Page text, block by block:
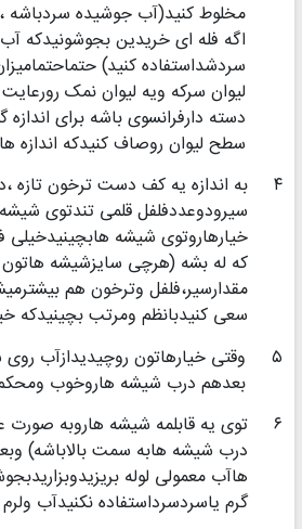
مخلوط کنید(آب جوشیده سردباشه
اگه فله ای خریدین بجوشونیدکه
لیوان سرکه ویه لیوان نمک رورعایت
دسته دارفرانسوی باشه برای
سطح لیوان روصاف کنیدکه اندازه
۴
به اندازه یه کف دست ترخون تازه
سیرودوعددفلفل قلمی تندتوی شیشه
خیارهاروتوی شیشه هابچینیدخیلی
که له بشه (هرچی سایزشیشه هاتون
مقدارسیر،فلفل وترخون هم
سعی کنیدبانظم ومرتب بچینیدکه
۵
وقتی خیارهاتون روچیدیدازآب
بعدهم درب شیشه هاروخوب
۶
توی یه قابلمه شیشه هاروبه صورت
درب شیشه هابه سمت بالاباشه)
هاآب معمولی لوله
گرم یاسردسرداستفاده نکنیدآب